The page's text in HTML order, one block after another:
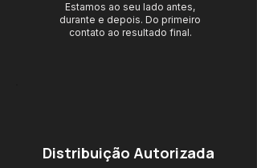
Estamos ao seu lado antes,
durante e depois. Do primeiro
contato ao resultado final.
Distribuição Autorizada